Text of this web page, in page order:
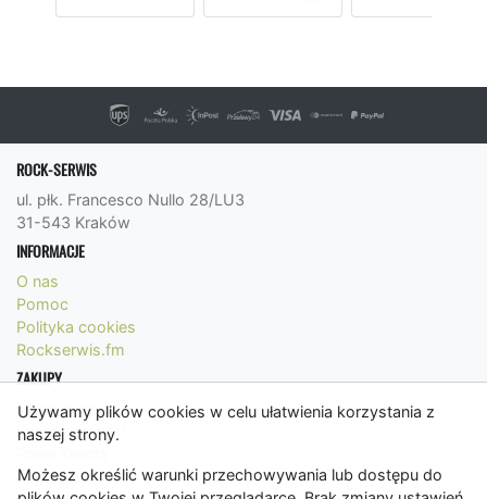
Używamy plików cookies w celu ułatwienia korzystania z
naszej strony.
Możesz określić warunki przechowywania lub dostępu do
ROCK-SERWIS
ul. płk. Francesco Nullo 28/LU3
31-543 Kraków
INFORMACJE
O nas
Pomoc
Polityka cookies
Rockserwis.fm
ZAKUPY
Formy płatności
Koszty wysyłki
Regulamin